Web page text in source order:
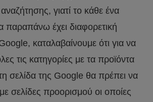
γιατί το κάθε ένα
παραπάνω έχει διαφορετική
καταλαβαίνουμε ότι για να
τις κατηγορίες με τα προϊόντα
σελίδα της Google θα πρέπει να
σελίδες προορισμού οι οποίες